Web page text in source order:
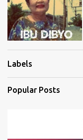
Labels
Popular Posts